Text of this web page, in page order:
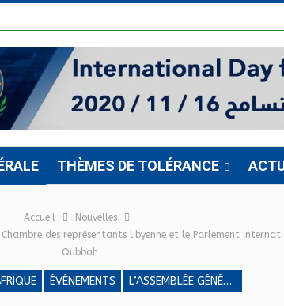
THÈMES DE TOLÉRANCE
Accueil
Nouvelles
des représentants libyenne et le Parlement
Qubbah
ÉVÉNEMENTS L’ASSEMBLÉE GÉNÉRALE